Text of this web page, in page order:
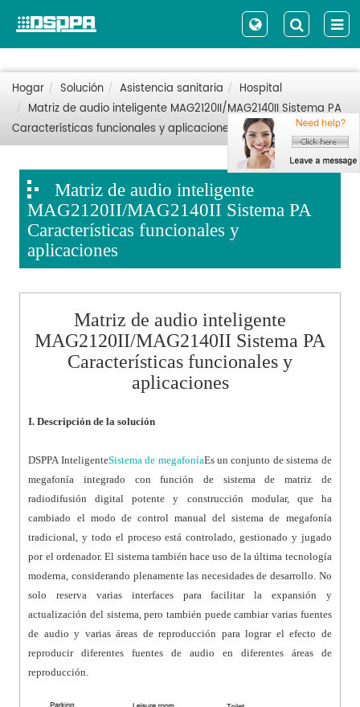
Hogar Solución Asistencia sanitaria
Hospital
Matriz de audio inteligente MAG2120II/MAG2140II Sistema PA
Características funcionales y aplicaciones
Matriz de audio inteligente
MAG2120II/MAG2140II Sistema PA
Características funcionales y
aplicaciones
Matriz de audio inteligente
MAG2120II/MAG2140II Sistema PA
Características funcionales y
aplicaciones
I. Descripción de la solución
DSPPA InteligenteSistema de megafoníaEs un conjunto de sistema de
megafonía integrado con función de sistema de matriz de
radiodifusión digital potente y construcción modular, que ha
cambiado el modo de control manual del sistema de megafonía
tradicional, y todo el proceso está controlado, gestionado y jugado
por el ordenador. El sistema también hace uso de la última tecnología
moderna, considerando plenamente las necesidades de desarrollo. No
solo reserva varias interfaces para facilitar la expansión y
actualización del sistema, pero también puede cambiar varias fuentes
de audio y varias áreas de reproducción para lograr el efecto de
reproducir diferentes fuentes de audio en diferentes áreas de
reproducción.